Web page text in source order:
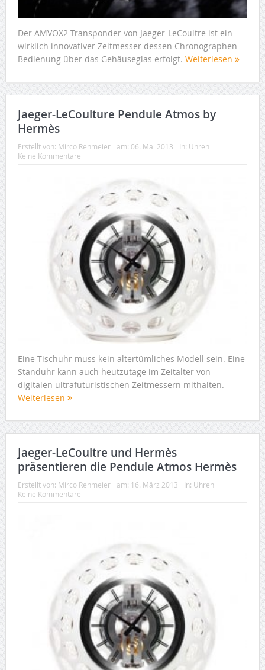
Der AMVOX2 Transponder von Jaeger-LeCoultre ist ein
wirklich innovativer Zeitmesser dessen Chronographen-
Bedienung über das Gehäuseglas erfolgt. Weiterlesen
Jaeger-LeCoulture Pendule Atmos by
Hermès
Erstellt von: Mirco Rehmeier am: 06. Mai 2013 In: Uhren
Keine Kommentare
Eine Tischuhr muss kein altertümliches Modell sein. Eine
Standuhr kann auch heutzutage im Zeitalter von
digitalen ultrafuturistischen Zeitmessern mithalten.
Weiterlesen
Jaeger-LeCoultre und Hermès
präsentieren die Pendule Atmos Hermès
Erstellt von: Mirco Rehmeier am: 16. März 2013 In: Uhren
Keine Kommentare